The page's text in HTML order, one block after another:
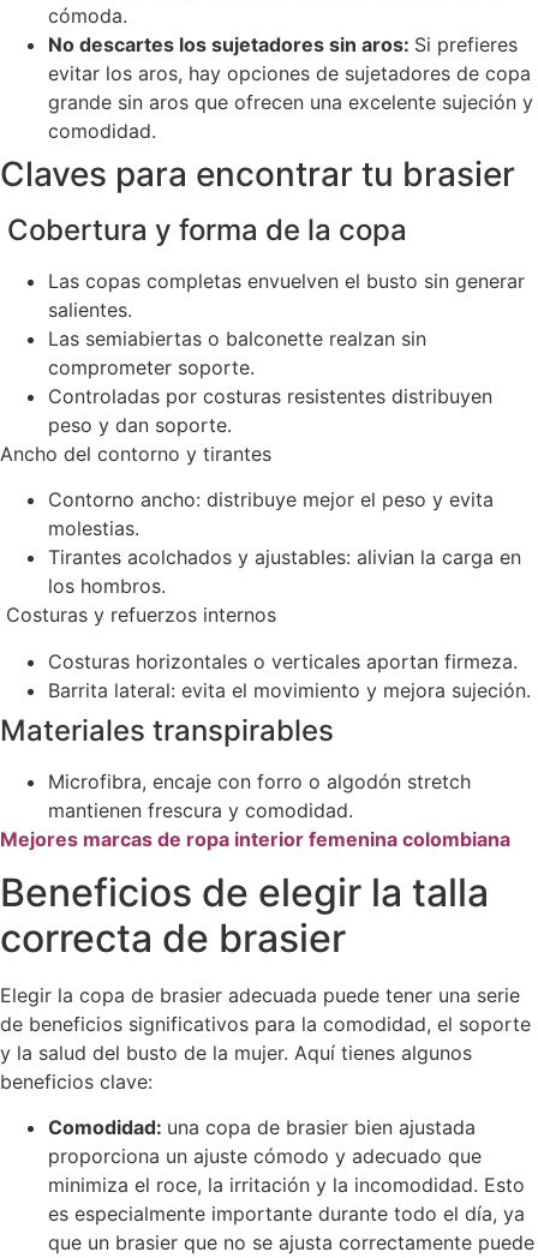
cómoda.
No descartes los sujetadores sin aros: Si prefieres
evitar los aros, hay opciones de sujetadores de copa
grande sin aros que ofrecen una excelente sujeción y
comodidad.
Claves para encontrar tu brasier
Cobertura y forma de la copa
Las copas completas envuelven el busto sin generar
salientes.
Las semiabiertas o balconette realzan sin
comprometer soporte.
Controladas por costuras resistentes distribuyen
peso y dan soporte.
Ancho del contorno y tirantes
Contorno ancho: distribuye mejor el peso y evita
molestias.
Tirantes acolchados y ajustables: alivian la carga en
los hombros.
Costuras y refuerzos internos
Costuras horizontales o verticales aportan firmeza.
Barrita lateral: evita el movimiento y mejora sujeción.
Materiales transpirables
Microfibra, encaje con forro o algodón stretch
mantienen frescura y comodidad.
Mejores marcas de ropa interior femenina colombiana
Beneficios de elegir la talla
correcta de brasier
Elegir la copa de brasier adecuada puede tener una serie
de beneficios significativos para la comodidad, el soporte
y la salud del busto de la mujer. Aquí tienes algunos
beneficios clave:
Comodidad: una copa de brasier bien ajustada
proporciona un ajuste cómodo y adecuado que
minimiza el roce, la irritación y la incomodidad. Esto
es especialmente importante durante todo el día, ya
que un brasier que no se ajusta correctamente puede